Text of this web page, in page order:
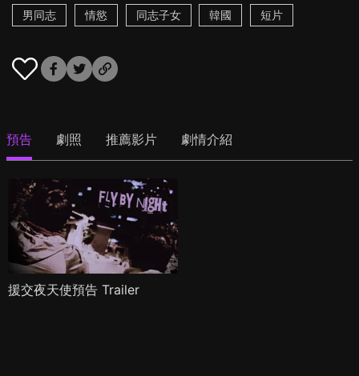
男同志
情慾 同志子女 韓國 短片
預告 劇照 推薦影片 劇情介紹
援交夜天使預告 Trailer